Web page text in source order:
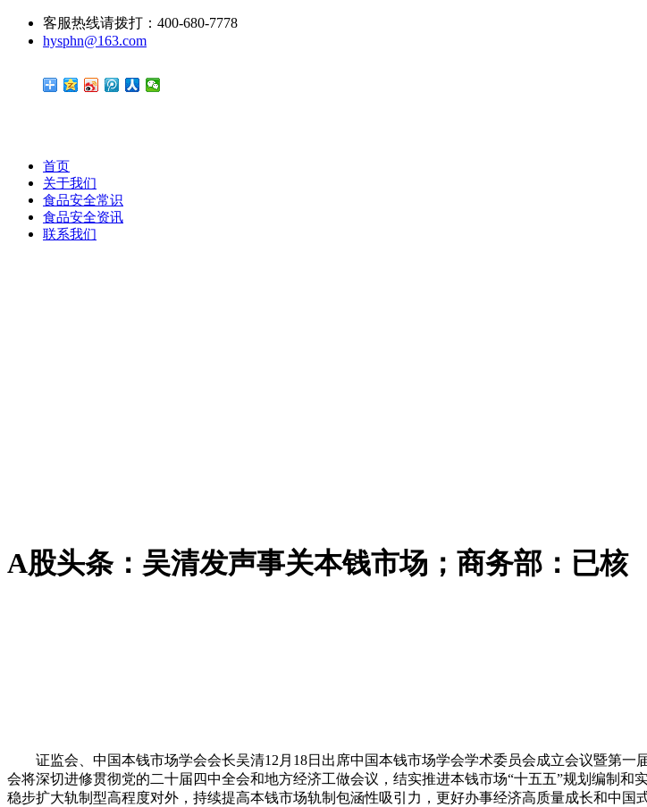
客服热线请拨打：400-680-7778
hysphn@163.com
首页
关于我们
食品安全常识
食品安全资讯
联系我们
A股头条：吴清发声事关本钱市场；商务部：已核
证监会、中国本钱市场学会会长吴清12月18日出席中国本钱市场学会学术委员会成立会议暨第一
会将深切进修贯彻党的二十届四中全会和地方经济工做会议，结实推进本钱市场“十五五”规划编制
稳步扩大轨制型高程度对外，持续提高本钱市场轨制包涵性吸引力，更好办事经济高质量成长和中